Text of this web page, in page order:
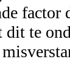
factor
te